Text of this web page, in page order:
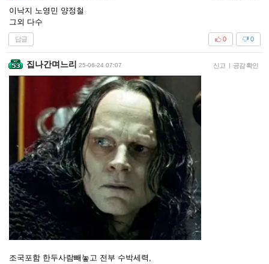
이낙지 노영민 양정철
그외 다수
답글 0
0
집나간며느리 25-06-24 07:07 신고 | 공감 확인
조국포함 한두사람빼놓고 전부 수박세력,